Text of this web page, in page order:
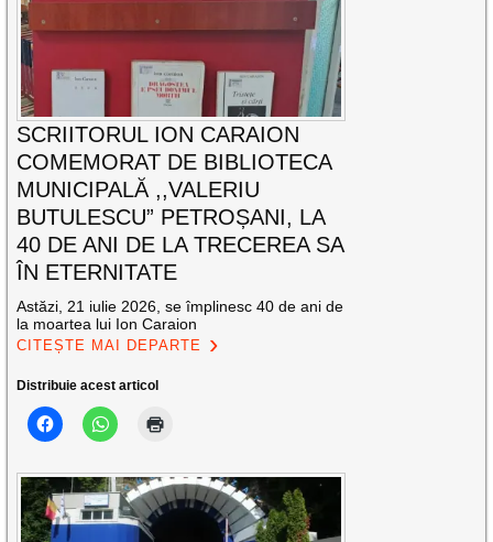
SCRIITORUL ION CARAION
COMEMORAT DE BIBLIOTECA
MUNICIPALĂ ,,VALERIU
BUTULESCU” PETROȘANI, LA
40 DE ANI DE LA TRECEREA SA
ÎN ETERNITATE
Astăzi, 21 iulie 2026, se împlinesc 40 de ani de
la moartea lui Ion Caraion
CITEȘTE MAI DEPARTE
Distribuie acest articol